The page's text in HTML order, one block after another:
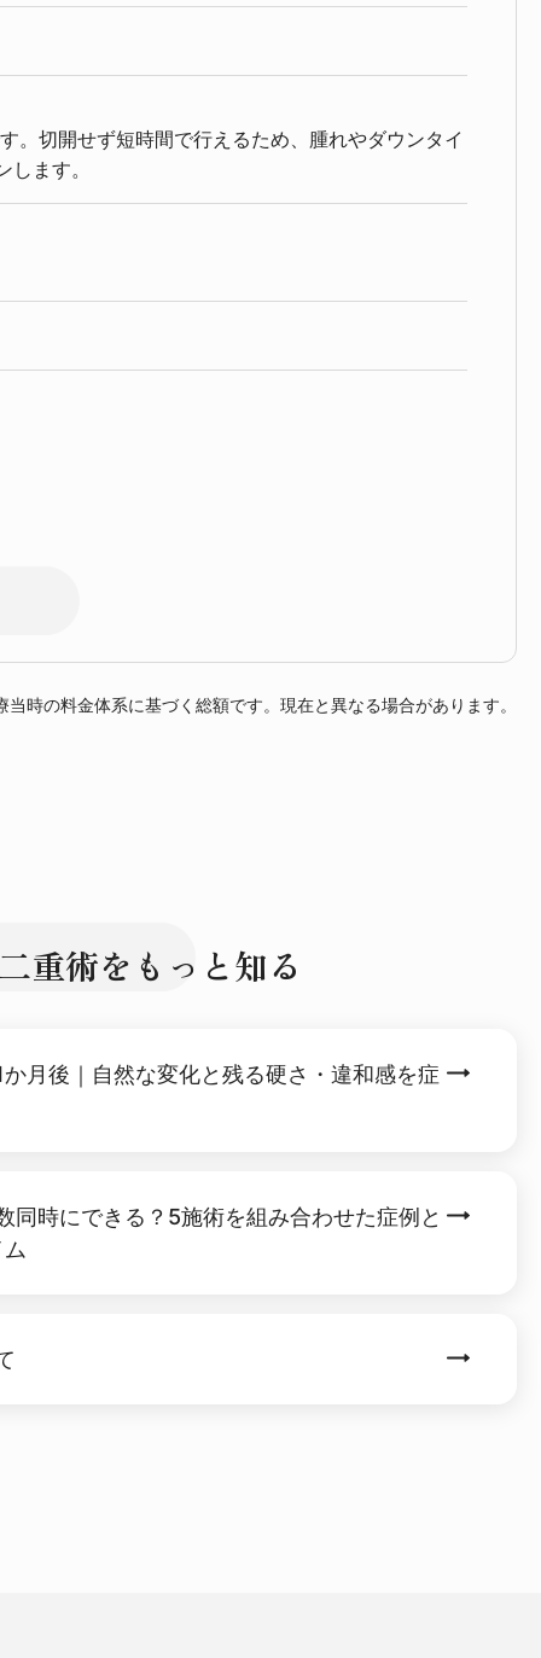
。切開せず短時間で行えるため、腫れやダウンタイ
ます。
当時の料金体系に基づく総額です。現在と異なる場合があります。
手術〜7日後の壮絶ダウンタイム密着
重術をもっと知る
月後｜自然な変化と残る硬さ・違和感を症
同時にできる？5施術を組み合わせた症例と